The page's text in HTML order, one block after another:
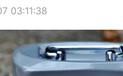
03:11:38